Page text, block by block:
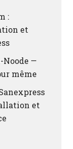
:
et
Noode —
même
et